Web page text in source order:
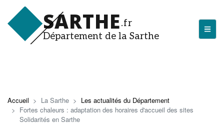
au
contenu
principal
SARTHE.fr
Département de la Sarthe
Les actualités du Département
J'arrive en Sarthe
Accueil La Sarthe
Les actualités du Département
Fortes chaleurs : adaptation des horaires d'accueil des sites
Solidarités en Sarthe